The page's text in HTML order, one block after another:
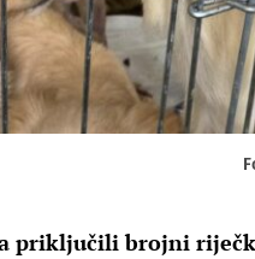
priključili brojni